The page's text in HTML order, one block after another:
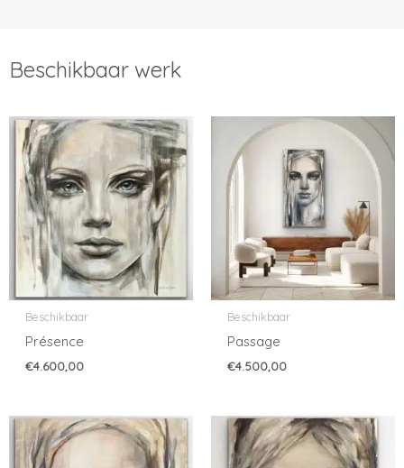
Beschikbaar werk
Beschikbaar
Présence
€4.600,00
Beschikbaar
Passage
€4.500,00